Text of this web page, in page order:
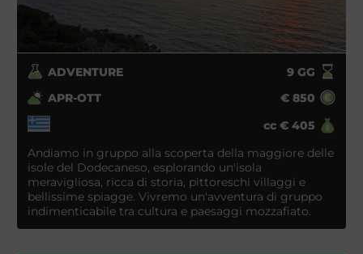
ADVENTURE 9GG
APR-OTT
€ 850
cc € 405
Andiamo in gruppo alla scoperta della maggiore delle
isole del Dodecaneso, esplorando un'isola
meravigliosa, ricca di storia, pittoreschi villaggi e
bellissime spiagge. Vivremo un'avventura di gruppo
indimenticabile tra cultura e paesaggi mozzafiato.